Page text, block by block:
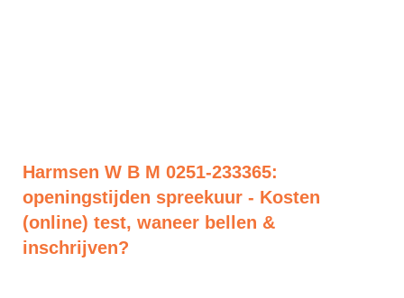
Harmsen W B M 0251-233365:
openingstijden spreekuur - Kosten
(online) test, waneer bellen &
inschrijven?